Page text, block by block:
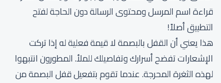
قراءة اسم المرسل ومحتوى الرسالة دون الحاجة لفتح
التطبيق أصلاً!
هذا يعني أن القفل بالبصمة لا قيمة فعلية له إذا تركت
الإشعارات تفضح أسرارك وتفاصيلك للملأ. المطورون انتبهوا
لهذه الثغرة المحرجة. عندما تقوم بتفعيل قفل البصمة من